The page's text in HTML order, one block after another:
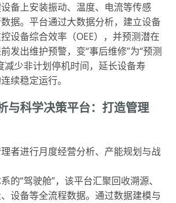
备上安装振动、温度、电流等传感
据。平台通过大数据分析，建立设备
设备综合效率（OEE），并预测潜在
发出维护预警，变“事后维修”为“预测
减少非计划停机时间，延长设备寿
续稳定运行。
与科学决策平台：打造管理
者进行月度经营分析、产能规划与战
的“驾驶舱”，该平台汇聚回收溯源、
设备等全流程数据。通过数据建模与